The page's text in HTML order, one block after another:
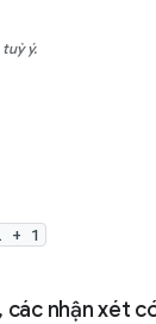
ý.
+ 1
các nhận xét